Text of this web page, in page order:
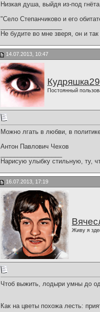
Низкая душа, выйдя из-под
"Село Степанчиково и его
Не будите во мне зверя, он и
14.07.2013, 10:47
Постоянный
Можно лгать в любви, в
Антон Павлович Чехов
Нарисую улыбку стильную, ту,
16.07.2013, 17:19
Живу я
Чтоб выжить, лодыри умны до
Как на цветы похожа лесть: